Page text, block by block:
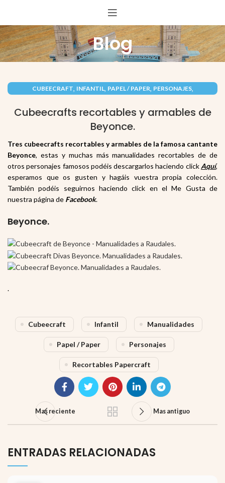
Blog
CUBEECRAFT, INFANTIL, PAPEL / PAPER, PERSONAJES,
Cubeecrafts recortables y armables de
Beyonce.
Tres cubeecrafts recortables y armables de la famosa cantante
Beyonce, estas y muchas más manualidades recortables de de
otros personajes famosos podéis descargarlos haciendo click Aquí,
esperamos que os gusten y hagáis vuestra propia colección.
También podéis seguirnos haciendo click en el Me Gusta de
nuestra página de Facebook.
Beyonce.
.
Cubeecraft Infantil Manualidades
Papel / Paper Personajes
Recortables Papercraft
Mas reciente Mas antiguo
ENTRADAS RELACIONADAS